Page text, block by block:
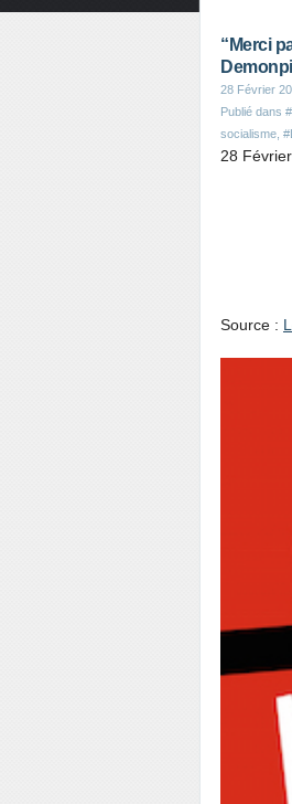
“Merci
28 Février
Publié dans
socialisme
28 Février
Source :